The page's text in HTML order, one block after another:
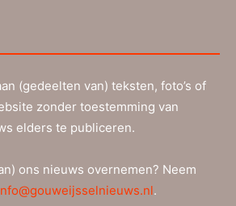
(gedeelten van) teksten, foto’s of
zonder toestemming van
elders te publiceren.
ons nieuws overnemen? Neem
.